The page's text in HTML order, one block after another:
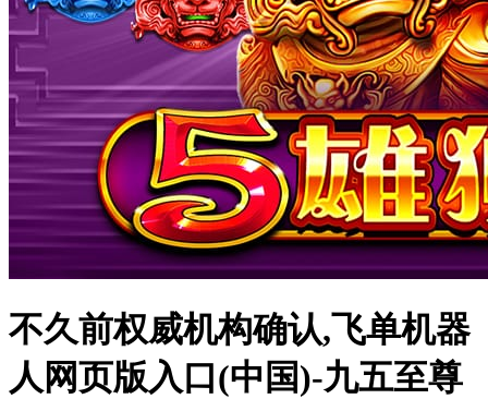
不久前权威机构确认,飞单机器
人网页版入口(中国)-九五至尊